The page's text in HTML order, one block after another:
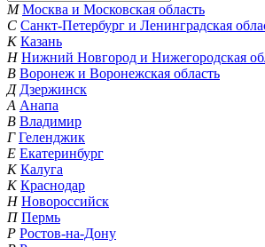
М Москва и Московская область
С Санкт-Петербург и Ленинградская
К Казань
Н Нижний Новгород и Нижегородская
В Воронеж и Воронежская область
Д Дзержинск
А Анапа
В Владимир
Г Геленджик
Е Екатеринбург
К Калуга
К Краснодар
Н Новороссийск
П Пермь
Р Ростов-на-Дону